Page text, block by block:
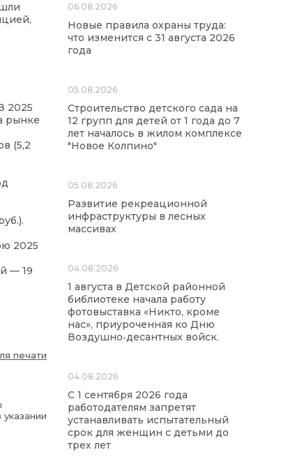
2025
рынке
(5,2
2025
— 19
печати
06.08.2026
Новые правила охраны труда:
что изменится с 31 августа 2026
года
05.08.2026
Строительство детского сада на
12 групп для детей от 1 года до 7
лет началось в жилом комплексе
"Новое Колпино"
05.08.2026
Развитие рекреационной
инфраструктуры в лесных
массивах
04.08.2026
1 августа в Детской районной
библиотеке начала работу
фотовыставка «Никто, кроме
нас», приуроченная ко Дню
Воздушно‑десантных войск.
04.08.2026
С 1 сентября 2026 года
работодателям запретят
устанавливать испытательный
срок для женщин с детьми до
трех лет